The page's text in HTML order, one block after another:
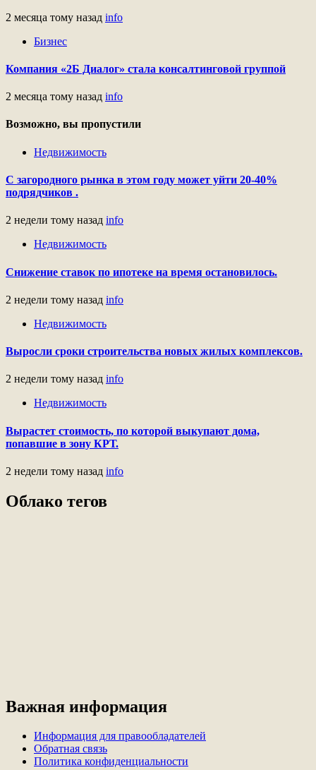
2 месяца тому назад info
Бизнес
Компания «2Б Диалог» стала консалтинговой группой
2 месяца тому назад info
Возможно, вы пропустили
Недвижимость
С загородного рынка в этом году может уйти 20-40%
подрядчиков .
2 недели тому назад info
Недвижимость
Снижение ставок по ипотеке на время остановилось.
2 недели тому назад info
Недвижимость
Выросли сроки строительства новых жилых комплексов.
2 недели тому назад info
Недвижимость
Вырастет стоимость, по которой выкупают дома,
попавшие в зону КРТ.
2 недели тому назад info
Облако тегов
Важная информация
Информация для правообладателей
Обратная связь
Политика конфиденциальности